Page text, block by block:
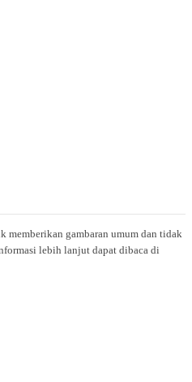
memberikan gambaran umum dan tidak
lebih lanjut dapat dibaca di